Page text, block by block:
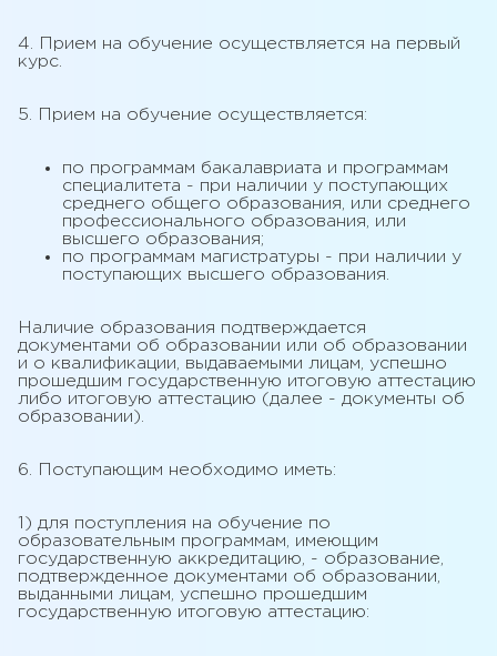
4. Прием на обучение осуществляется на первый
курс.
5. Прием на обучение осуществляется:
по программам бакалавриата и программам
специалитета - при наличии у поступающих
среднего общего образования, или среднего
профессионального образования, или
высшего образования;
по программам магистратуры - при наличии у
поступающих высшего образования.
Наличие образования подтверждается
документами об образовании или об образовании
и о квалификации, выдаваемыми лицам, успешно
прошедшим государственную итоговую аттестацию
либо итоговую аттестацию (далее - документы об
образовании).
6. Поступающим необходимо иметь:
1) для поступления на обучение по
образовательным программам, имеющим
государственную аккредитацию, - образование,
подтвержденное документами об образовании,
выданными лицам, успешно прошедшим
государственную итоговую аттестацию: